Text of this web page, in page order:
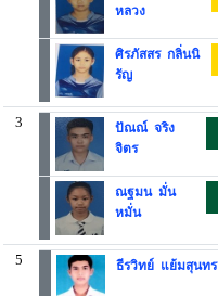
หลวง
ศิรภัสสร กลิ่นนิ
รัญ
3
ปัณณ์ จริง
จิตร
ณฐมน มั่น
หมั่น
5 ธีรวิทย์ แย้มสุนทร